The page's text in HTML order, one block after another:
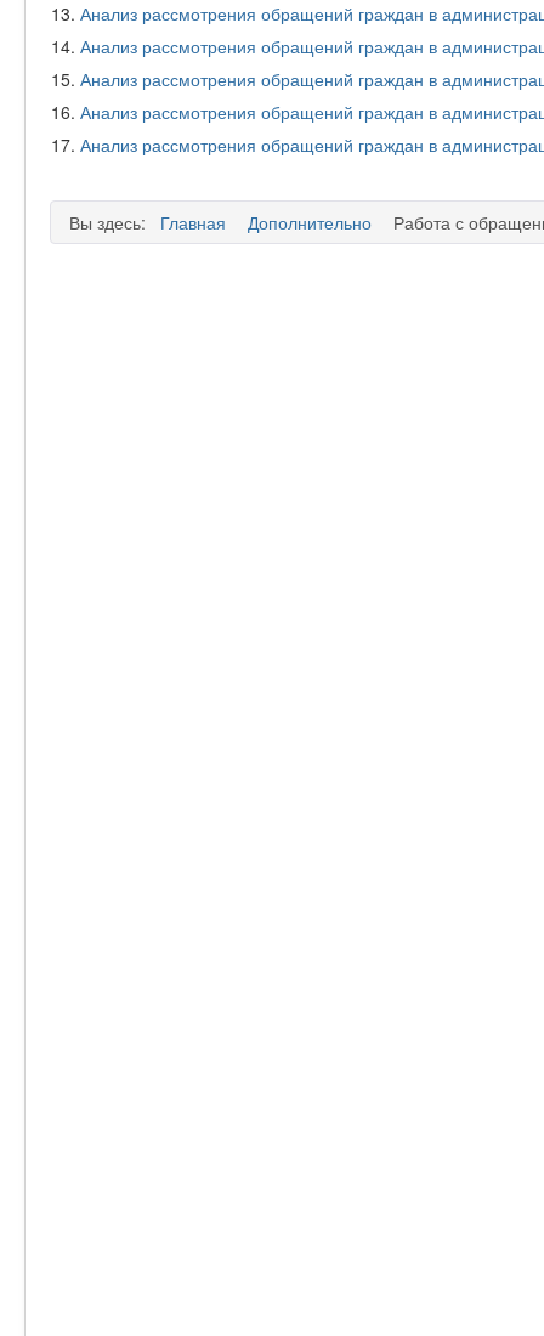
Анализ рассмотрения обращений граждан в
Анализ рассмотрения обращений граждан в
Анализ рассмотрения обращений граждан в
Анализ рассмотрения обращений граждан в
Анализ рассмотрения обращений граждан в
Вы здесь: Главная Дополнительно Работа с